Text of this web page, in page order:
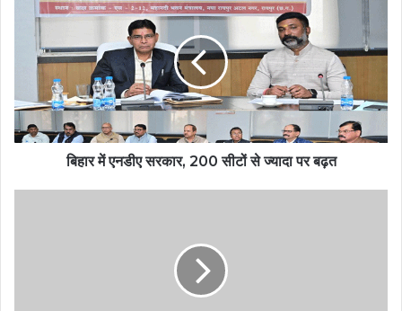
बिहार में एनडीए सरकार, 200 सीटों से ज्यादा पर बढ़त